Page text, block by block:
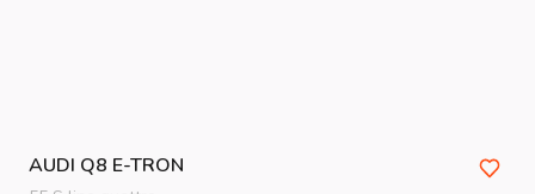
AUDI Q8 E-TRON